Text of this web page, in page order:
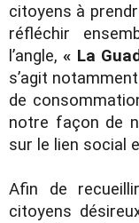
citoyens à
réfléchir
l’angle,« La
s’agit
de
notre façon de
sur le lien social
Afin de
citoyens